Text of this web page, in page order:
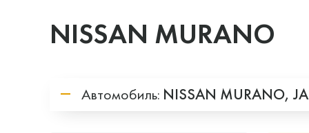
NISSAN MURANO
Автомобиль: NISSAN MURANO,